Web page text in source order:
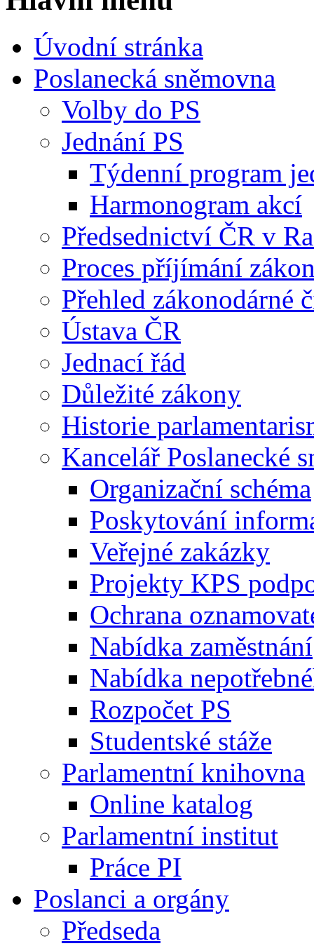
Úvodní stránka
Poslanecká sněmovna
Volby do PS
Jednání PS
Týdenní program
Harmonogram akcí
Předsednictví ČR v
Proces příjímání
Přehled zákonodárné
Ústava ČR
Jednací řád
Důležité zákony
Historie
Kancelář Poslanecké
Organizační schéma
Poskytování
Veřejné zakázky
Projekty KPS
Ochrana
Nabídka zaměstnání
Nabídka
Rozpočet PS
Studentské stáže
Parlamentní knihovna
Online katalog
Parlamentní institut
Práce PI
Poslanci a orgány
Předseda